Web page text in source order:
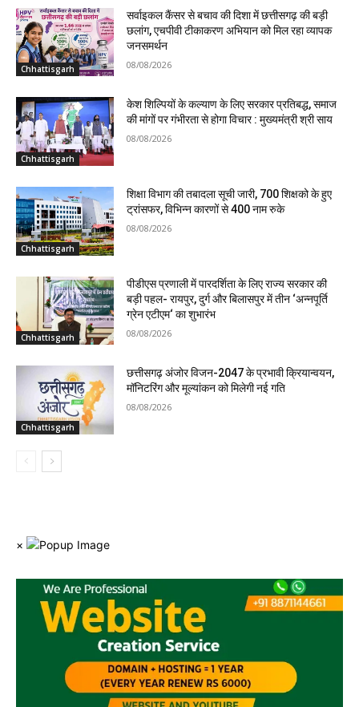
Chhattisgarh
सर्वाइकल कैंसर से बचाव की दिशा में छत्तीसगढ़ की बड़ी
छलांग, एचपीवी टीकाकरण अभियान को मिल रहा व्यापक
जनसमर्थन
08/08/2026
Chhattisgarh
केश शिल्पियों के कल्याण के लिए सरकार प्रतिबद्ध, समाज
की मांगों पर गंभीरता से होगा विचार : मुख्यमंत्री श्री साय
08/08/2026
Chhattisgarh
शिक्षा विभाग की तबादला सूची जारी, 700 शिक्षको के हुए
ट्रांसफर, विभिन्न कारणों से 400 नाम रुके
08/08/2026
Chhattisgarh
पीडीएस प्रणाली में पारदर्शिता के लिए राज्य सरकार की
बड़ी पहल- रायपुर, दुर्ग और बिलासपुर में तीन ‘अन्नपूर्ति
ग्रेन एटीएम‘ का शुभारंभ
08/08/2026
Chhattisgarh
छत्तीसगढ़ अंजोर विजन-2047 के प्रभावी क्रियान्वयन,
मॉनिटरिंग और मूल्यांकन को मिलेगी नई गति
08/08/2026
×